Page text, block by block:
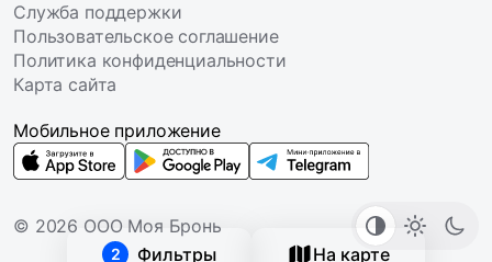
2 Фильтры На карте
Служба поддержки
Пользовательское соглашение
Политика конфиденциальности
Карта сайта
© 2026 ООО Моя Бронь
Мобильное приложение